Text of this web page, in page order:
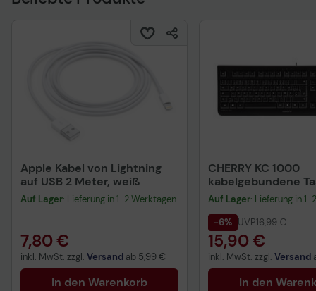
Apple Kabel von Lightning
auf USB 2 Meter, weiß
Auf Lager: Lieferung in 1-2 Werktagen
7,80 €
inkl. MwSt. zzgl. Versand ab 5,99 €
In den Warenkorb
CHERRY KC 1000
kabelgebundene
QWERTZ DE -
Auf Lager: Lieferung in
-6% UVP16,99 €
15,90 €
inkl. MwSt. zzgl. Versand
In den